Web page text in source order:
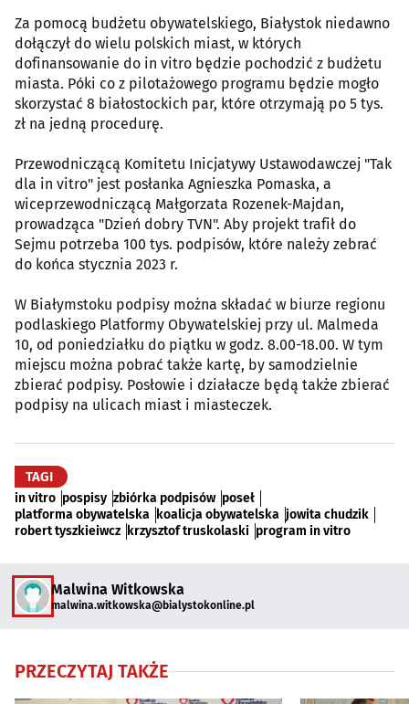
Za pomocą budżetu obywatelskiego, Białystok niedawno
dołączył do wielu polskich miast, w których
dofinansowanie do in vitro będzie pochodzić z budżetu
miasta. Póki co z pilotażowego programu będzie mogło
skorzystać 8 białostockich par, które otrzymają po 5 tys.
zł na jedną procedurę.
Przewodniczącą Komitetu Inicjatywy Ustawodawczej "Tak
dla in vitro" jest posłanka Agnieszka Pomaska, a
wiceprzewodniczącą Małgorzata Rozenek-Majdan,
prowadząca "Dzień dobry TVN". Aby projekt trafił do
Sejmu potrzeba 100 tys. podpisów, które należy zebrać
do końca stycznia 2023 r.
W Białymstoku podpisy można składać w biurze regionu
podlaskiego Platformy Obywatelskiej przy ul. Malmeda
10, od poniedziałku do piątku w godz. 8.00-18.00. W tym
miejscu można pobrać także kartę, by samodzielnie
zbierać podpisy. Posłowie i działacze będą także zbierać
podpisy na ulicach miast i miasteczek.
TAGI
in vitro pospisy zbiórka podpisów poseł
platforma obywatelska
koalicja obywatelska jowita chudzik
robert tyszkieiwcz krzysztof truskolaski program in vitro
Malwina Witkowska
malwina.witkowska@bialystokonline.pl
PRZECZYTAJ TAKŻE